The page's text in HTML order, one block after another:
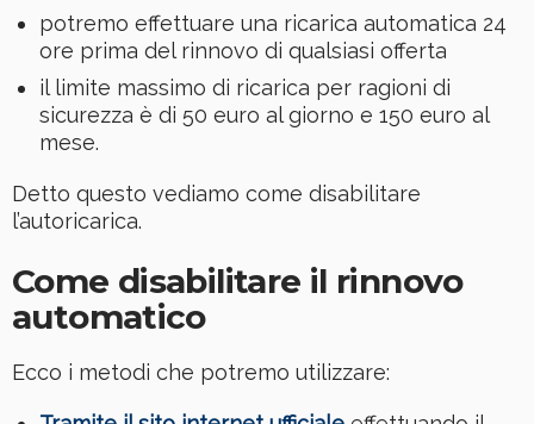
potremo effettuare una ricarica automatica 24
ore prima del rinnovo di qualsiasi offerta
il limite massimo di ricarica per ragioni di
sicurezza è di 50 euro al giorno e 150 euro al
mese.
Detto questo vediamo come disabilitare
l’autoricarica.
Come disabilitare il rinnovo
automatico
Ecco i metodi che potremo utilizzare: